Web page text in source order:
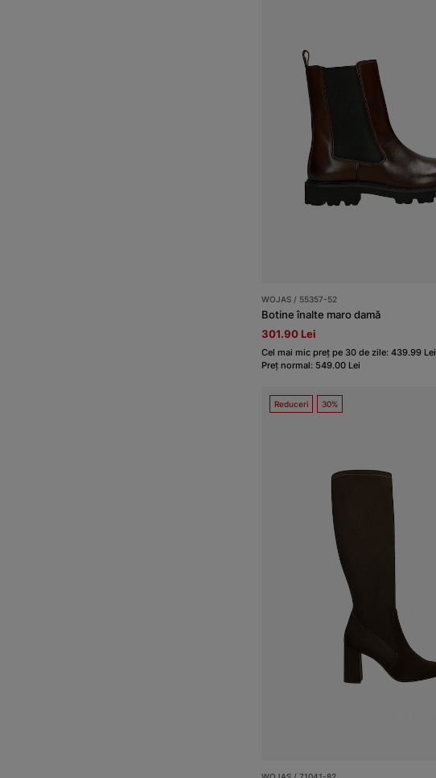
WOJAS / 55357-52
Botine înalte maro damă
301.90 Lei
Cel mai mic preț pe 30 de zile: 439.99 Lei
Preț normal: 549.00 Lei
Reduceri 30%